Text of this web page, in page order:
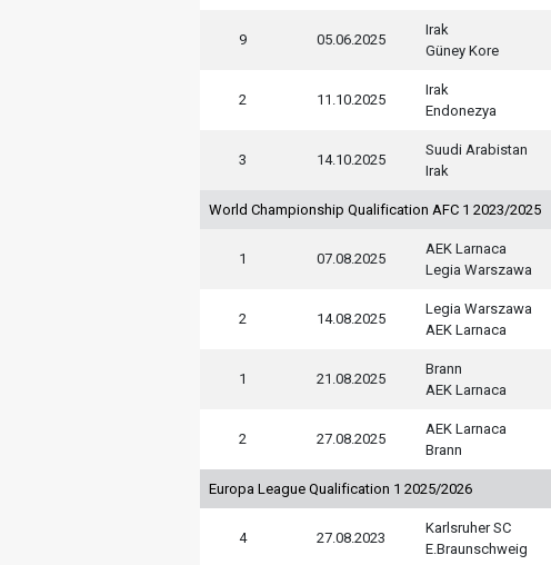
9 05.06.2025
Irak
Güney Kore
2 11.10.2025
Irak
Endonezya
3 14.10.2025
Suudi Arabistan
Irak
World Championship Qualification AFC 1 2023/2025
1 07.08.2025
AEK Larnaca
Legia Warszawa
2 14.08.2025
Legia Warszawa
AEK Larnaca
1 21.08.2025
Brann
AEK Larnaca
2 27.08.2025
AEK Larnaca
Brann
Europa League Qualification 1 2025/2026
4 27.08.2023
Karlsruher SC
E.Braunschweig